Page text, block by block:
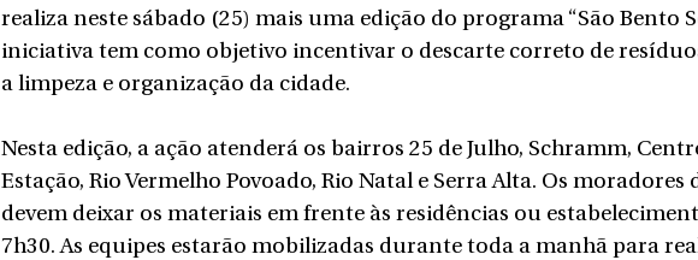
realiza neste sábado (25) mais uma edição do programa “São Bento
iniciativa tem como objetivo incentivar o descarte correto de
a limpeza e organização da cidade.
Nesta edição, a ação atenderá os bairros 25 de Julho, Schramm,
Estação, Rio Vermelho Povoado, Rio Natal e Serra Alta. Os moradores
devem deixar os materiais em frente às residências ou
7h30. As equipes estarão mobilizadas durante toda a manhã para